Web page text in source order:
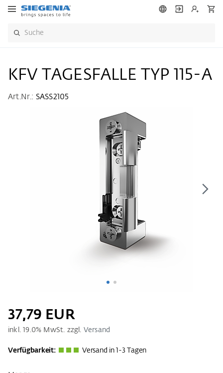
KFV TAGESFALLE TYP 115-A
Art.Nr.: SASS2105
37,79 EUR
inkl. 19.0% MwSt. zzgl. Versand
Verfügbarkeit: Versand in 1-3 Tagen